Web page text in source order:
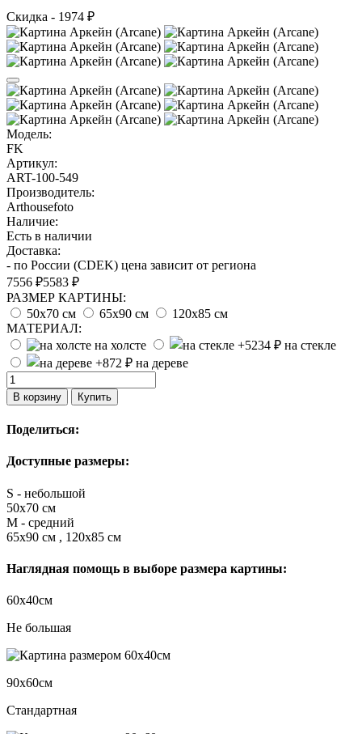
Скидка - 1974 ₽
Модель:
FK
Артикул:
ART-100-549
Производитель:
Arthousefoto
Наличие:
Есть в наличии
Доставка:
- по России (CDEK) цена зависит от региона
7556 ₽5583 ₽
РАЗМЕР КАРТИНЫ:
50х70 см
65х90 см
120х85 см
МАТЕРИАЛ:
на холсте
на стекле
на дереве
В корзину Купить
Поделиться:
Доступные размеры:
S - небольшой
50х70 см
M - средний
65х90 см , 120х85 см
Наглядная помощь в выборе размера картины:
60х40см
Не большая
90х60см
Стандартная